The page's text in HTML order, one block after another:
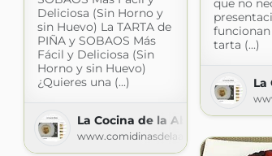
funcionan
tarta (...)
La
Deliciosa (Sin Horno y
sin Huevo) La TARTA de
PIÑA y SOBAOS Más
Fácil y Deliciosa (Sin
Horno y sin Huevo)
¿Quieres una (...)
La Cocina de la Abuela
www.comidinasdelaabuela.com